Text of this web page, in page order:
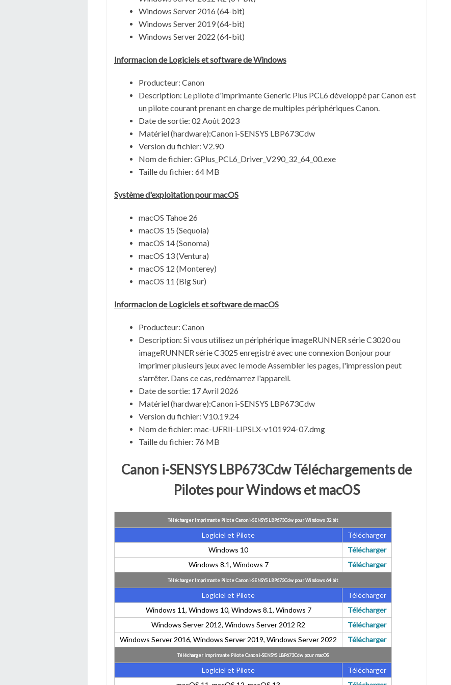
Windows Server 2016 (64-bit)
Windows Server 2019 (64-bit)
Windows Server 2022 (64-bit)
Informacion de Logiciels et software de Windows
Producteur: Canon
Description: Le pilote d'imprimante Generic Plus PCL6 développé par Canon est
un pilote courant prenant en charge de multiples périphériques Canon.
Date de sortie: 02 Août 2023
Matériel (hardware):Canon i-SENSYS LBP673Cdw
Version du fichier: V2.90
Nom de fichier: GPlus_PCL6_Driver_V290_32_64_00.exe
Taille du fichier: 64 MB
Systèmed'exploitation pourmacOS
macOS Tahoe 26
macOS 15 (Sequoia)
macOS 14 (Sonoma)
macOS 13 (Ventura)
macOS 12 (Monterey)
macOS 11 (Big Sur)
Informacion de Logiciels et software demacOS
Producteur: Canon
Description: Si vous utilisez un périphérique imageRUNNER série C3020 ou
imageRUNNER série C3025 enregistré avec une connexion Bonjour pour
imprimer plusieurs jeux avec le mode Assembler les pages, l'impression peut
s'arrêter. Dans ce cas, redémarrez l'appareil.
Date de sortie: 17 Avril 2026
Matériel (hardware):Canon i-SENSYS LBP673Cdw
Version du fichier: V10.19.24
Nom de fichier: mac-UFRII-LIPSLX-v101924-07.dmg
Taille du fichier: 76 MB
Canon i-SENSYS LBP673Cdw Téléchargements de
Pilotes pour Windows et macOS
Télécharger Imprimante Pilote Canon i-SENSYS LBP673Cdw pour Windows 32 bit
Logiciel et Pilote
Télécharger
Windows 10
Télécharger
Windows 8.1, Windows 7
Télécharger
Télécharger Imprimante Pilote Canon i-SENSYS LBP673Cdw pour Windows 64 bit
Logiciel et Pilote
Télécharger
Windows 11, Windows 10, Windows 8.1, Windows 7
Télécharger
Windows Server 2012, Windows Server 2012 R2
Télécharger
Windows Server 2016, Windows Server 2019, Windows Server 2022
Télécharger
Télécharger Imprimante Pilote Canon i-SENSYS LBP673Cdw pour macOS
Logiciel et Pilote
Télécharger